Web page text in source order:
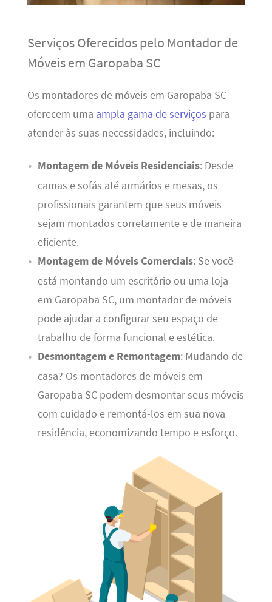
Serviços Oferecidos pelo Montador de
Móveis em Garopaba SC
Os montadores de móveis em Garopaba SC
oferecem uma ampla gama de serviços para
atender às suas necessidades, incluindo:
Montagem de Móveis Residenciais: Desde
camas e sofás até armários e mesas, os
profissionais garantem que seus móveis
sejam montados corretamente e de maneira
eficiente.
Montagem de Móveis Comerciais: Se você
está montando um escritório ou uma loja
em Garopaba SC, um montador de móveis
pode ajudar a configurar seu espaço de
trabalho de forma funcional e estética.
Desmontagem e Remontagem: Mudando de
casa? Os montadores de móveis em
Garopaba SC podem desmontar seus móveis
com cuidado e remontá-los em sua nova
residência, economizando tempo e esforço.